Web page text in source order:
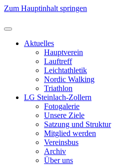
Zum Hauptinhalt springen
Aktuelles
Hauptverein
Lauftreff
Leichtathletik
Nordic Walking
Triathlon
LG Steinlach-Zollern
Fotogalerie
Unsere Ziele
Satzung und Struktur
Mitglied werden
Vereinsbus
Archiv
Über uns